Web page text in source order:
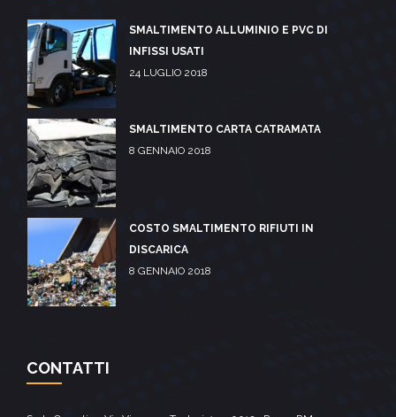
SMALTIMENTO ALLUMINIO E PVC DI
INFISSI USATI
24 LUGLIO 2018
SMALTIMENTO CARTA CATRAMATA
8 GENNAIO 2018
COSTO SMALTIMENTO RIFIUTI IN
DISCARICA
8 GENNAIO 2018
CONTATTI